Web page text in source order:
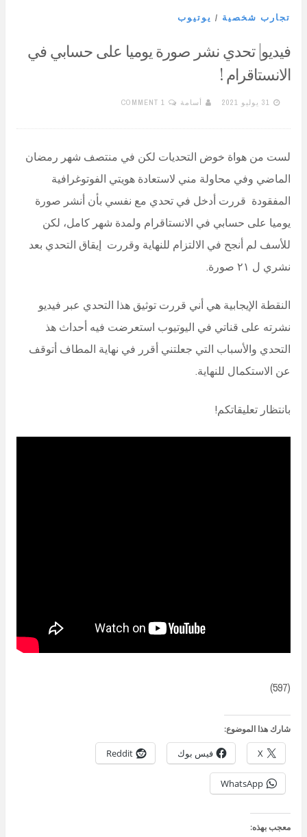
تجارب شخصية / يوتيوب
فيديو| تحدي نشر صورة يوميا على حسابي في
الانستاقرام !
31 يوليو 2021 أسامة 1 COMMENT
لست من هواة خوض التحديات لكن في منتصف شهر رمضان
الماضي وفي محاولة مني لاستعادة هويتي الفوتوغرافية
المفقودة قررت أدخل في تحدي مع نفسي بأن أنشر صورة
يوميا على حسابي في الانستاقرام ولمدة شهر كامل، لكن
للأسف لم أنجح في الالتزام للنهاية وقررت إيقاق التحدي بعد
نشري ل ٢١ صورة.
النقطة الإيجابية هي أني قررت توثيق هذا التحدي عبر فيديو
نشرته على قناتي في اليوتيوب استعرضت فيه أحداث هذ
التحدي والأسباب التي جعلتني أقرر في نهاية المطاف أتوقف
عن الاستكمال للنهاية.
بانتظار تعليقاتكم!
(597)
شارك هذا الموضوع:
X فيس بوك Reddit
WhatsApp
معجب بهذه: